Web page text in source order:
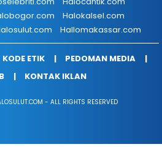
Halokalsel.com
Hallomakassar.com
KODE ETIK
PEDOMAN MEDIA
KONTAK IKLAN
- ALL RIGHTS RESERVED